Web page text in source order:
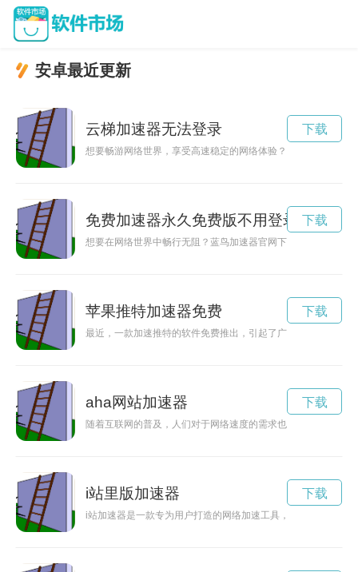
安卓最近更新
云梯加速器无法登录
想要畅游网络世界，享受高速稳定的网络体验？那就赶快下载
下载
免费加速器永久免费版不用登录
想要在网络世界中畅行无阻？蓝鸟加速器官网下载提供了一种
下载
苹果推特加速器免费
最近，一款加速推特的软件免费推出，引起了广泛关注。这款
下载
aha网站加速器
随着互联网的普及，人们对于网络速度的需求也越来越高。如
下载
i站里版加速器
i站加速器是一款专为用户打造的网络加速工具，能够有效提升
下载